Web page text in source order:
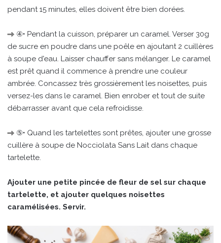
pendant 15 minutes, elles doivent être bien dorées.
④• Pendant la cuisson, préparer un caramel. Verser 30g
de sucre en poudre dans une poêle en ajoutant 2 cuillères
à soupe d'eau. Laisser chauffer sans mélanger. Le caramel
est prêt quand il commence à prendre une couleur
ambrée. Concassez très grossièrement les noisettes, puis
versez-les dans le caramel. Bien enrober et tout de suite
débarrasser avant que cela refroidisse.
⑤• Quand les tartelettes sont prêtes, ajouter une grosse
cuillère à soupe de Nocciolata Sans Lait dans chaque
tartelette.
Ajouter une petite pincée de fleur de sel sur chaque
tartelette, et ajouter quelques noisettes
caramélisées. Servir.